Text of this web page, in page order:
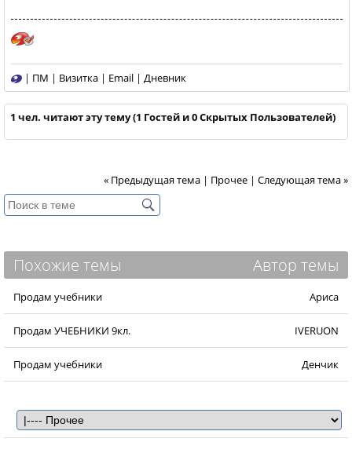
| ПМ | Визитка | Email | Дневник
1 чел. читают эту тему (1 Гостей и 0 Скрытых Пользователей)
« Предыдущая тема | Прочее | Следующая тема »
Похожие темы Автор темы
Продам учебники Ариса
Продам УЧЕБНИКИ 9кл. IVERUON
Продам учебники Денчик